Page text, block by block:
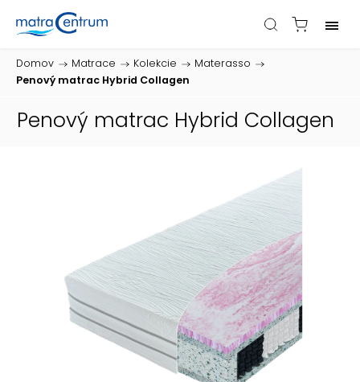
Domov / Matrace / Kolekcie / Materasso /
Penový matrac Hybrid Collagen
Penový matrac Hybrid Collagen